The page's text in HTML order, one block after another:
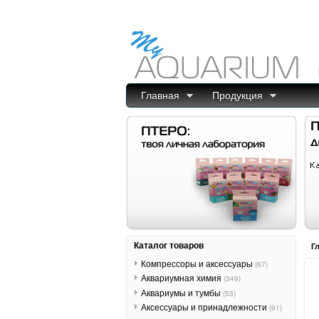
Главная Продукция
Каталог товаров
Компрессоры и аксессуары (67)
Аквариумная химия (349)
Аквариумы и тумбы (53)
Аксессуары и принадлежности (91)